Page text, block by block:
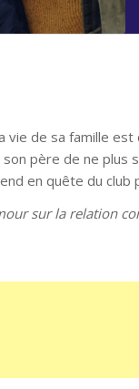
vie de sa famille
père de ne plus
en quête du club
sur la relation